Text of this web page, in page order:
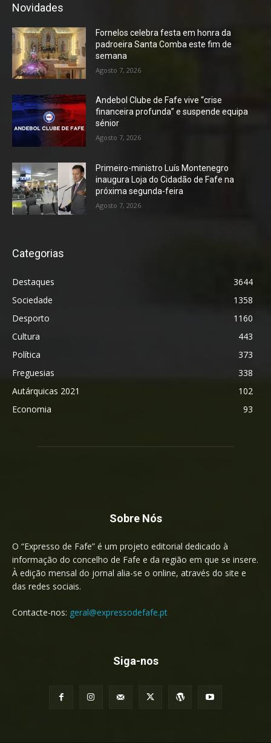
Novidades
Fornelos celebra festa em honra da
padroeira Santa Comba este fim de
semana
Agosto 7, 2026
Andebol Clube de Fafe vive “crise
financeira profunda” e suspende equipa
sénior
Agosto 7, 2026
Primeiro-ministro Luís Montenegro
inaugura Loja do Cidadão de Fafe na
próxima segunda-feira
Agosto 7, 2026
Categorias
Destaques
3644
Sociedade
1358
Desporto
1160
Cultura
443
Política
373
Freguesias
338
Autárquicas 2021
102
Economia
93
Sobre Nós
O “Expresso de Fafe” é um projeto editorial dedicado à
informação do concelho de Fafe e da região em que se insere.
À edição mensal do jornal alia-se o online, através do site e
das redes sociais.
Contacte-nos: geral@expressodefafe.pt
Siga-nos